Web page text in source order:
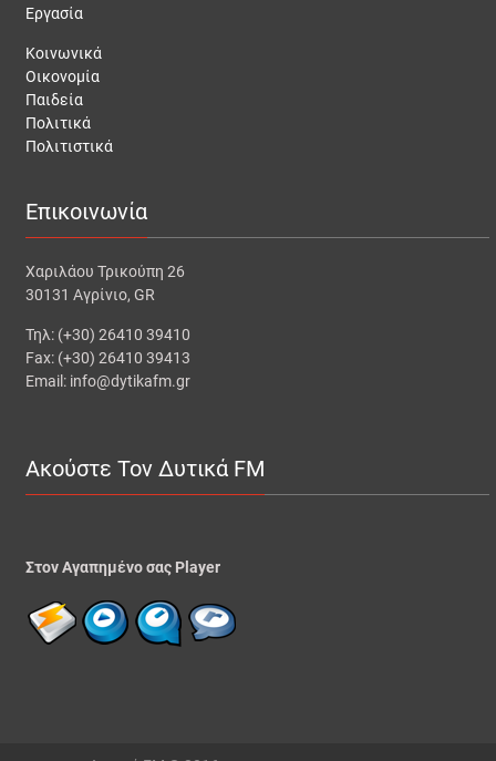
Εργασία
Κοινωνικά
Οικονομία
Παιδεία
Πολιτικά
Πολιτιστικά
Επικοινωνία
Χαριλάου Τρικούπη 26
30131 Αγρίνιο, GR
Τηλ: (+30) 26410 39410
Fax: (+30) 26410 39413
Email: info@dytikafm.gr
Ακούστε Τον Δυτικά FM
Στον Αγαπημένο σας Player